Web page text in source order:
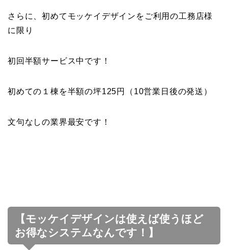
さらに、初めてモッケイデザインをご利用の工務店様
に限り
初回半額サービス中です！
初めての１棟を半額の坪125円（10営業日後の発送）
文句なしの業界最安です！
【モッケイデザインは使えば使うほど
お得なシステムなんです！】